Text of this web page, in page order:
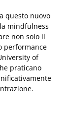
questo nuovo
mindfulness
non solo il
performance
of
praticano